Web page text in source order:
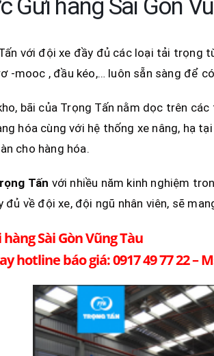
Gửi hàng Sài Gòn
với đội xe đầy đủ các loại tải trọng
-mooc , đầu kéo,… luôn sẵn sàng để
bãi của Trọng Tấn nằm dọc trên
hóa cùng với hệ thống xe nâng, hạ
cho hàng hóa.
Tấn với nhiều năm kinh nghiệm
đủ về đội xe, đội ngũ nhân viên, sẽ
Sài Gòn Vũng Tàu
hotline báo giá: 0917 49 77 22 –